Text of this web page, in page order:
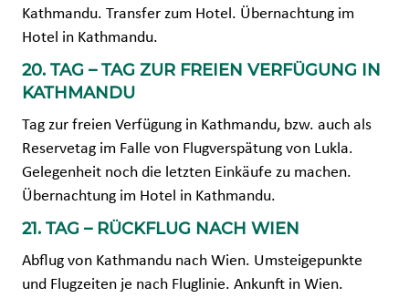
Kathmandu. Transfer zum Hotel. Übernachtung im
Hotel in Kathmandu.
20. TAG – TAG ZUR FREIEN VERFÜGUNG IN
KATHMANDU
Tag zur freien Verfügung in Kathmandu, bzw. auch als
Reservetag im Falle von Flugverspätung von Lukla.
Gelegenheit noch die letzten Einkäufe zu machen.
Übernachtung im Hotel in Kathmandu.
21. TAG – RÜCKFLUG NACH WIEN
Abflug von Kathmandu nach Wien. Umsteigepunkte
und Flugzeiten je nach Fluglinie. Ankunft in Wien.